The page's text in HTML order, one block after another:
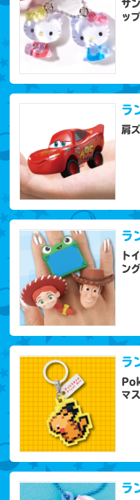
サ
ッ
ラ
肩
ラ
ト
ング
ラ
マ
ラ